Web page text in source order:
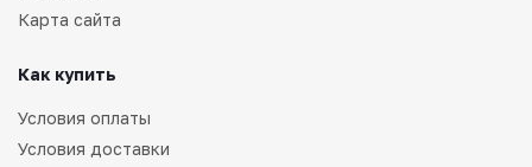
Карта сайта
Как купить
Условия оплаты
Условия доставки